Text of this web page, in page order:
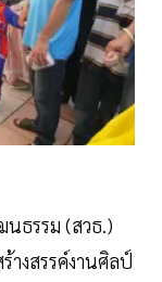
นธรรม (สวธ.)
งสรรค์งานศิลป์